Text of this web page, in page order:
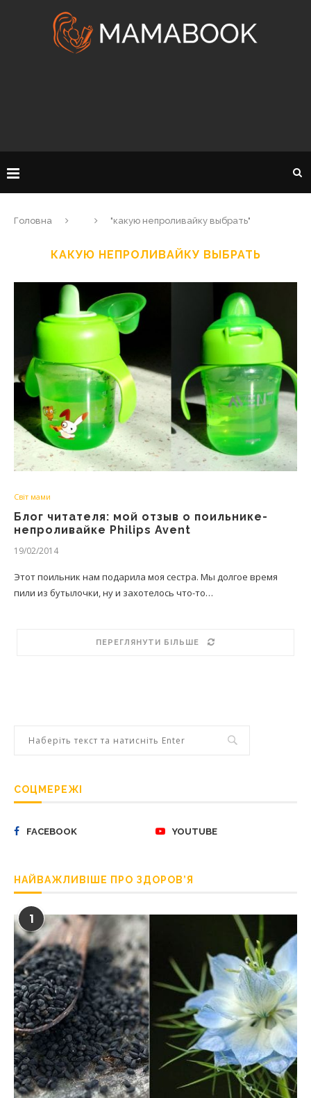
Головна "какую непроливайку выбрать"
КАКУЮ НЕПРОЛИВАЙКУ ВЫБРАТЬ
Світ мами
Блог читателя: мой отзыв о поильнике-
непроливайке Philips Avent
19/02/2014
Этот поильник нам подарила моя сестра. Мы долгое время
пили из бутылочки, ну и захотелось что-то…
ПЕРЕГЛЯНУТИ БІЛЬШЕ
СОЦМЕРЕЖІ
FACEBOOK YOUTUBE
НАЙВАЖЛИВІШЕ ПРО ЗДОРОВ’Я
1